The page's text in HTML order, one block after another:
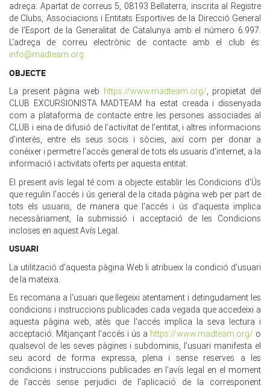
adreça: Apartat de correus 5, 08193 Bellaterra, inscrita al Registre
de Clubs, Associacions i Entitats Esportives de la Direcció General
de l’Esport de la Generalitat de Catalunya amb el número 6.997.
L'adreça de correu electrònic de contacte amb el club és:
info@madteam.org.
OBJECTE
La present pàgina web https://www.madteam.org/, propietat del
CLUB EXCURSIONISTA MADTEAM ha estat creada i dissenyada
com a plataforma de contacte entre les persones associades al
CLUB i eina de difusió de l’activitat de l’entitat, i altres informacions
d’interès, entre els seus socis i sòcies, així com per donar a
conèixer i permetre l'accés general de tots els usuaris d'internet, a la
informació i activitats oferts per aquesta entitat.
El present avís legal té com a objecte establir les Condicions d'Ús
que regulin l'accés i ús general de la citada pàgina web per part de
tots els usuaris, de manera que l'accés i ús d'aquesta implica
necessàriament, la submissió i acceptació de les Condicions
incloses en aquest Avís Legal.
USUARI
La utilització d'aquesta pàgina Web li atribueix la condició d'usuari
de la mateixa.
Es recomana a l'usuari que llegeixi atentament i detingudament les
condicions i instruccions publicades cada vegada que accedeixi a
aquesta pàgina web, atès que l'accés implica la seva lectura i
acceptació. Mitjançant l'accés i ús a https://www.madteam.org/ o
qualsevol de les seves pàgines i subdominis, l'usuari manifesta el
seu acord de forma expressa, plena i sense reserves a les
condicions i instruccions publicades en l'avís legal en el moment
de l'accés sense perjudici de l'aplicació de la corresponent